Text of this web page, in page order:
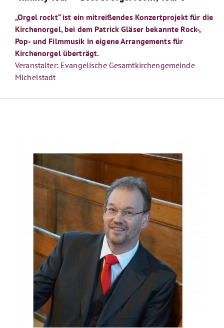
„Orgel rockt“ ist ein mitreißendes Konzertprojekt für die
Kirchenorgel, bei dem Patrick Gläser bekannte Rock-,
Pop- und Filmmusik in eigene Arrangements für
Kirchenorgel überträgt.
Veranstalter: Evangelische Gesamtkirchengemeinde
Michelstadt